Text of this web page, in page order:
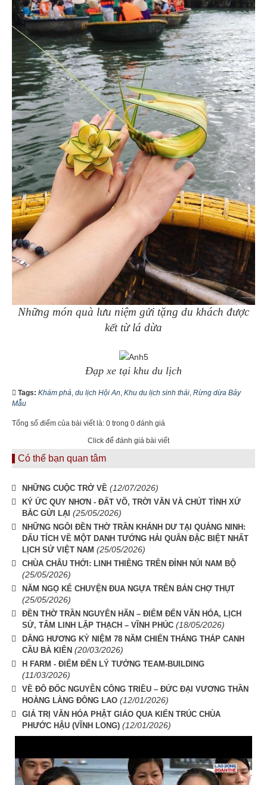
Những món quà lưu niệm gửi tặng du khách được
kết từ lá dừa
Đạp xe tại khu du lịch
Tags: Khám phá, du lịch Hội An, Khu du lịch sinh thái, Rừng dừa Bảy
Mẫu
Tổng số điểm của bài viết là: 0 trong 0 đánh giá
Click để đánh giá bài viết
Có thể bạn quan tâm
NHỮNG CUỘC TRỞ VỀ (12/07/2026)
KÝ ỨC QUY NHƠN - ĐẤT VÕ, TRỜI VĂN VÀ CHÚT TÌNH XỨ
BẮC GỬI LẠI (25/05/2026)
NHỮNG NGÔI ĐỀN THỜ TRẦN KHÁNH DƯ TẠI QUẢNG NINH:
DẤU TÍCH VỀ MỘT DANH TƯỚNG HẢI QUÂN ĐẶC BIỆT NHẤT
LỊCH SỬ VIỆT NAM (25/05/2026)
CHÙA CHÂU THỚI: LINH THIÊNG TRÊN ĐỈNH NÚI NAM BỘ
(25/05/2026)
NĂM NGỌ KỂ CHUYỆN ĐUA NGỰA TRÊN BẢN CHỢ THỤT
(25/05/2026)
ĐỀN THỜ TRẦN NGUYÊN HÃN – ĐIỂM ĐẾN VĂN HÓA, LỊCH
SỬ, TÂM LINH LẬP THẠCH – VĨNH PHÚC (18/05/2026)
DÂNG HƯƠNG KỶ NIỆM 78 NĂM CHIẾN THẮNG THÁP CANH
CẦU BÀ KIÊN (20/03/2026)
H FARM - ĐIỂM ĐẾN LÝ TƯỞNG TEAM-BUILDING
(11/03/2026)
VỀ ĐÔ ĐỐC NGUYỄN CÔNG TRIỀU – ĐỨC ĐẠI VƯƠNG THẦN
HOÀNG LÀNG ĐÔNG LAO (12/01/2026)
GIÁ TRỊ VĂN HÓA PHẬT GIÁO QUA KIẾN TRÚC CHÙA
PHƯỚC HẬU (VĨNH LONG) (12/01/2026)